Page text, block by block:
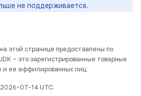
не поддерживается.
этой странице предоставлены по
– это зарегистрированные товарные
и ее аффилированных лиц.
07-14 UTC.